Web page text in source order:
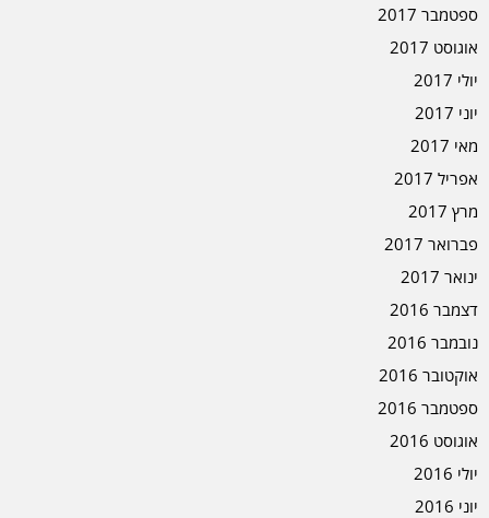
ספטמבר 2017
אוגוסט 2017
יולי 2017
יוני 2017
מאי 2017
אפריל 2017
מרץ 2017
פברואר 2017
ינואר 2017
דצמבר 2016
נובמבר 2016
אוקטובר 2016
ספטמבר 2016
אוגוסט 2016
יולי 2016
יוני 2016